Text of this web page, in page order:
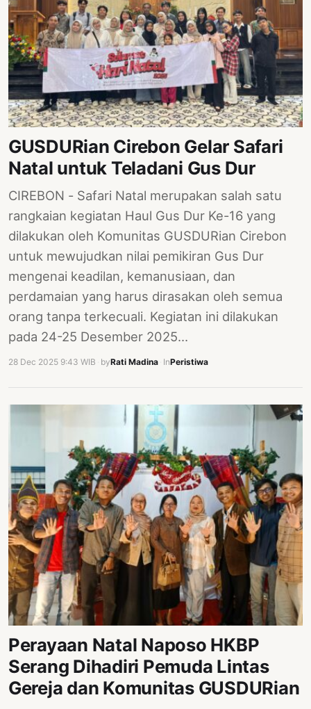
GUSDURian Cirebon Gelar Safari
Natal untuk Teladani Gus Dur
CIREBON - Safari Natal merupakan salah satu
rangkaian kegiatan Haul Gus Dur Ke-16 yang
dilakukan oleh Komunitas GUSDURian Cirebon
untuk mewujudkan nilai pemikiran Gus Dur
mengenai keadilan, kemanusiaan, dan
perdamaian yang harus dirasakan oleh semua
orang tanpa terkecuali. Kegiatan ini dilakukan
pada 24-25 Desember 2025…
28 Dec 2025 9:43 WIB byRati Madina InPeristiwa
Perayaan Natal Naposo HKBP
Serang Dihadiri Pemuda Lintas
Gereja dan Komunitas GUSDURian